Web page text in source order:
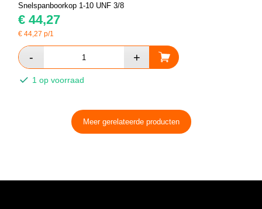
Snelspanboorkop 1-10 UNF 3/8
€ 44,27
€44,27 p/1
1 op voorraad
Meer gerelateerde producten